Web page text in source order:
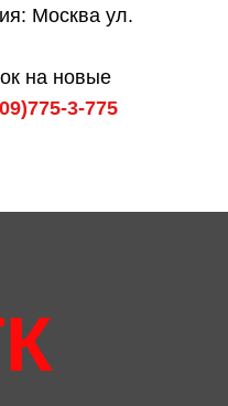
Москва ул.
на новые
3-775